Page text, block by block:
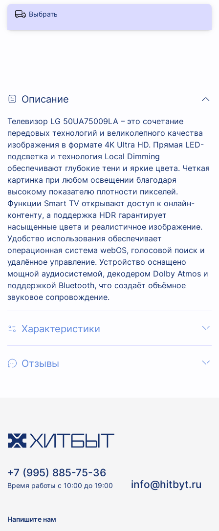
Выбрать
Описание
Телевизор LG 50UA75009LA – это сочетание
передовых технологий и великолепного качества
изображения в формате 4K Ultra HD. Прямая LED-
подсветка и технология Local Dimming
обеспечивают глубокие тени и яркие цвета. Четкая
картинка при любом освещении благодаря
высокому показателю плотности пикселей.
Функции Smart TV открывают доступ к онлайн-
контенту, а поддержка HDR гарантирует
насыщенные цвета и реалистичное изображение.
Удобство использования обеспечивает
операционная система webOS, голосовой поиск и
удалённое управление. Устройство оснащено
мощной аудиосистемой, декодером Dolby Atmos и
поддержкой Bluetooth, что создаёт объёмное
звуковое сопровождение.
Характеристики
Отзывы
+7 (995) 885-75-36
Время работы с 10:00 до 19:00 info@hitbyt.ru
Напишите нам